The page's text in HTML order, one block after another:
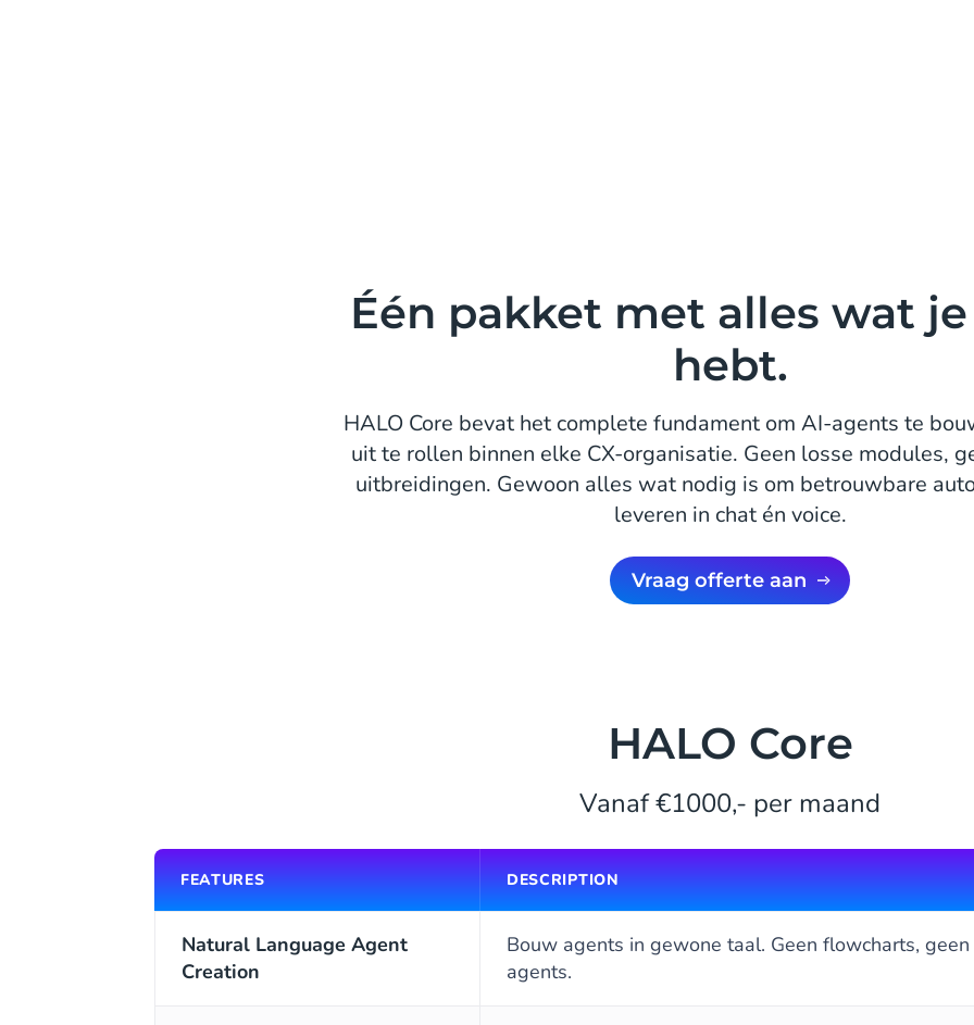
Één pakket met alles wat
hebt.
HALO Core bevat het complete fundament om AI-agents te
uit te rollen binnen elke CX-organisatie. Geen losse modules,
uitbreidingen. Gewoon alles wat nodig is om betrouwbare
leveren in chat én voice.
Vraag offerte aan
HALO Core
Vanaf €1000,- per maand
FEATURES DESCRIPTION
Natural Language Agent
Creation
Bouw agents in gewone taal. Geen flowcharts,
agents.